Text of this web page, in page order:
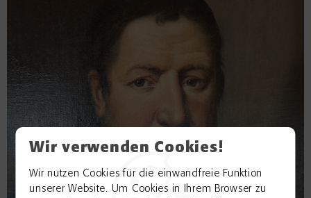
Wir verwenden Cookies!
Wir nutzen Cookies für die einwandfreie Funktion
unserer Website. Um Cookies in Ihrem Browser zu